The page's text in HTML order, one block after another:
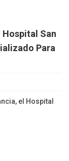
Hospital San
Para
el Hospital